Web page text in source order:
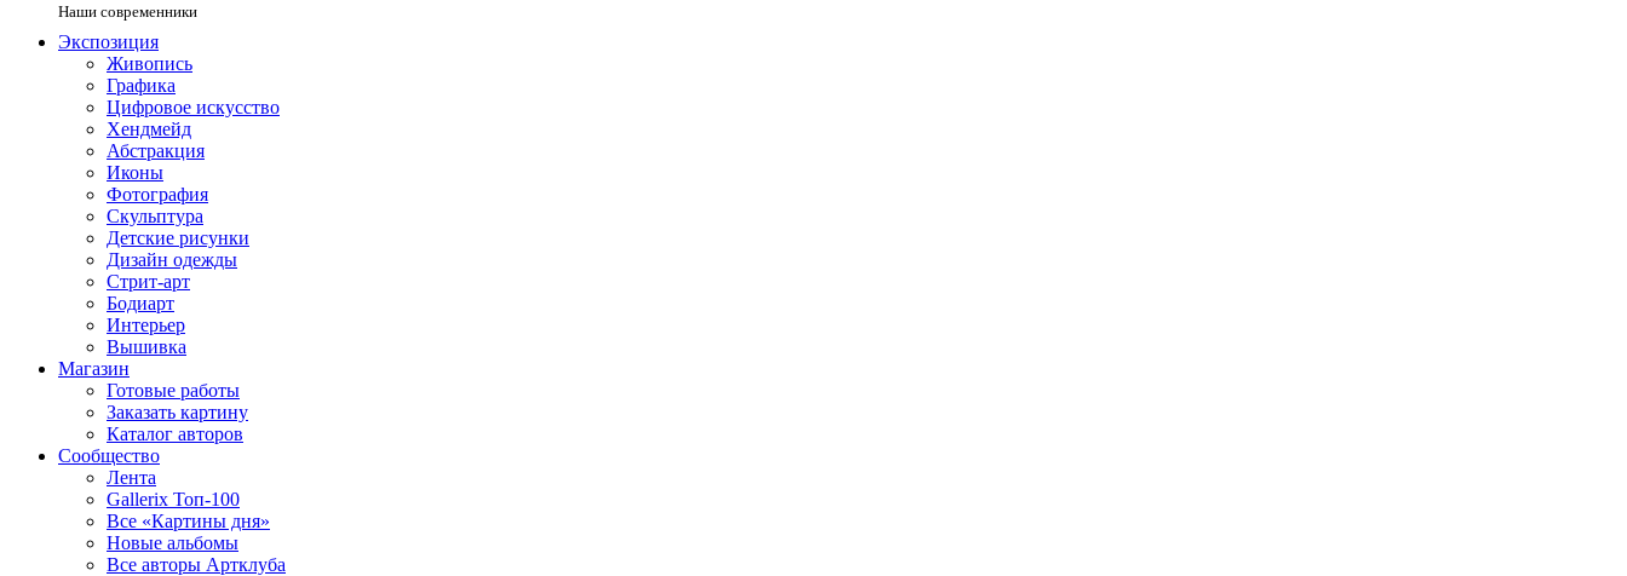
Наши современники
Экспозиция
Живопись
Графика
Цифровое искусство
Хендмейд
Абстракция
Иконы
Фотография
Скульптура
Детские рисунки
Дизайн одежды
Стрит-арт
Бодиарт
Интерьер
Вышивка
Магазин
Готовые работы
Заказать картину
Каталог авторов
Сообщество
Лента
Gallerix Топ-100
Все «Картины дня»
Новые альбомы
Все авторы Артклуба